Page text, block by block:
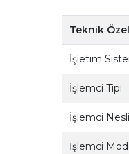
Teknik
İşletim
İşlemci Tipi
İşlemci Nesli
İşlemci